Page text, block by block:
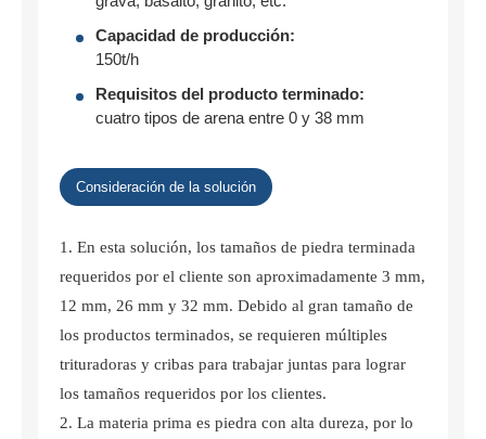
Capacidad de producción:
150t/h
Requisitos del producto terminado:
cuatro tipos de arena entre 0 y 38 mm
Consideración de la solución
En esta solución, los tamaños de piedra terminada
requeridos por el cliente son aproximadamente 3 mm,
12 mm, 26 mm y 32 mm. Debido al gran tamaño de
los productos terminados, se requieren múltiples
trituradoras y cribas para trabajar juntas para lograr
los tamaños requeridos por los clientes.
La materia prima es piedra con alta dureza, por lo